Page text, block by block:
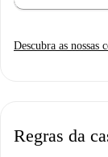
Descubra as nossas
Regras da